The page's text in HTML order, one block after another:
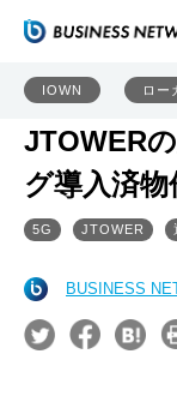
IOWN ロー
JTOWER
グ導入済
5G JTOWER
BUSINESS